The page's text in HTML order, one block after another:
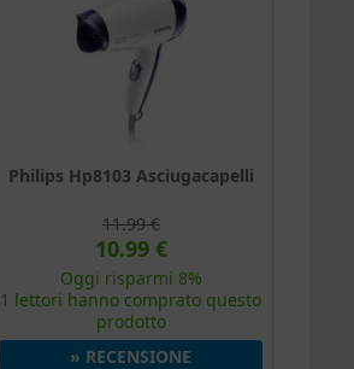
Philips Hp8103 Asciugacapelli
11.99 €
10.99 €
Oggi risparmi 8%
1 lettori hanno comprato questo
prodotto
» RECENSIONE